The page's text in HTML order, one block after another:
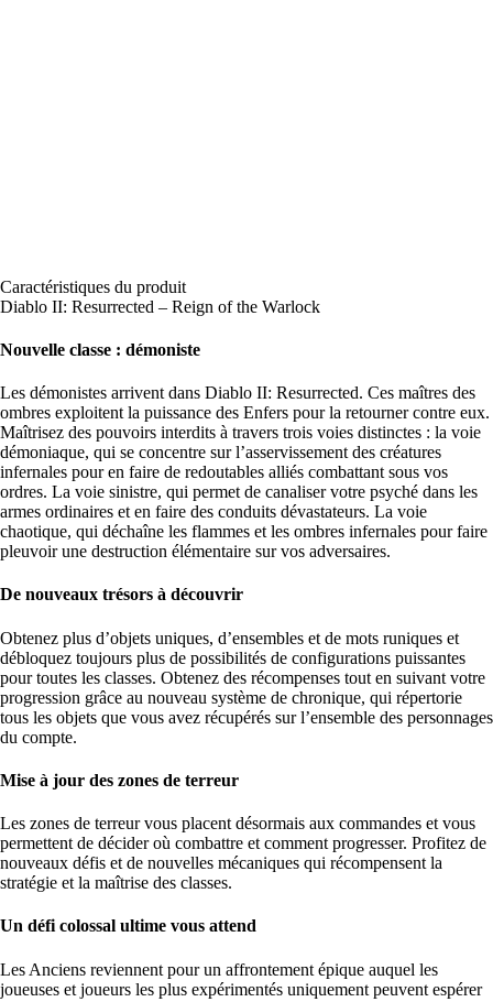
Caractéristiques du produit
Diablo II: Resurrected – Reign of the Warlock
Nouvelle classe : démoniste
Les démonistes arrivent dans Diablo II: Resurrected. Ces maîtres des
ombres exploitent la puissance des Enfers pour la retourner contre eux.
Maîtrisez des pouvoirs interdits à travers trois voies distinctes : la voie
démoniaque, qui se concentre sur l’asservissement des créatures
infernales pour en faire de redoutables alliés combattant sous vos
ordres. La voie sinistre, qui permet de canaliser votre psyché dans les
armes ordinaires et en faire des conduits dévastateurs. La voie
chaotique, qui déchaîne les flammes et les ombres infernales pour faire
pleuvoir une destruction élémentaire sur vos adversaires.
De nouveaux trésors à découvrir
Obtenez plus d’objets uniques, d’ensembles et de mots runiques et
débloquez toujours plus de possibilités de configurations puissantes
pour toutes les classes. Obtenez des récompenses tout en suivant votre
progression grâce au nouveau système de chronique, qui répertorie
tous les objets que vous avez récupérés sur l’ensemble des personnages
du compte.
Mise à jour des zones de terreur
Les zones de terreur vous placent désormais aux commandes et vous
permettent de décider où combattre et comment progresser. Profitez de
nouveaux défis et de nouvelles mécaniques qui récompensent la
stratégie et la maîtrise des classes.
Un défi colossal ultime vous attend
Les Anciens reviennent pour un affrontement épique auquel les
joueuses et joueurs les plus expérimentés uniquement peuvent espérer